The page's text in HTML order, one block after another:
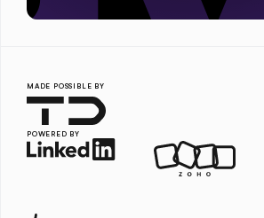
MADE POSSIBLE BY
POWERED BY